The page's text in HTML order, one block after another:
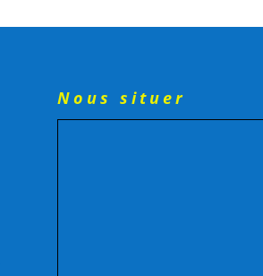
Nous situer